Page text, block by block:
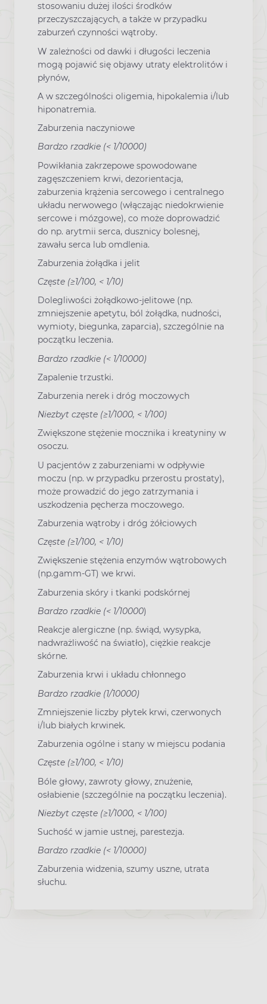
stosowaniu dużej ilości środków
przeczyszczających, a także w przypadku
zaburzeń czynności wątroby.
W zależności od dawki i długości leczenia
mogą pojawić się objawy utraty elektrolitów i
płynów,
A w szczególności oligemia, hipokalemia i/lub
hiponatremia.
Zaburzenia naczyniowe
Bardzo rzadkie (< 1/10000)
Powikłania zakrzepowe spowodowane
zagęszczeniem krwi, dezorientacja,
zaburzenia krążenia sercowego i centralnego
układu nerwowego (włączając niedokrwienie
sercowe i mózgowe), co może doprowadzić
do np. arytmii serca, dusznicy bolesnej,
zawału serca lub omdlenia.
Zaburzenia żołądka i jelit
Częste (≥1/100, < 1/10)
Dolegliwości żołądkowo-jelitowe (np.
zmniejszenie apetytu, ból żołądka, nudności,
wymioty, biegunka, zaparcia), szczególnie na
początku leczenia.
Bardzo rzadkie (< 1/10000)
Zapalenie trzustki.
Zaburzenia nerek i dróg moczowych
Niezbyt częste (≥1/1000, < 1/100)
Zwiększone stężenie mocznika i kreatyniny w
osoczu.
U pacjentów z zaburzeniami w odpływie
moczu (np. w przypadku przerostu prostaty),
może prowadzić do jego zatrzymania i
uszkodzenia pęcherza moczowego.
Zaburzenia wątroby i dróg żółciowych
Częste (≥1/100, < 1/10)
Zwiększenie stężenia enzymów wątrobowych
(np.gamm-GT) we krwi.
Zaburzenia skóry i tkanki podskórnej
Bardzo rzadkie (< 1/10000)
Reakcje alergiczne (np. świąd, wysypka,
nadwrażliwość na światło), ciężkie reakcje
skórne.
Zaburzenia krwi i układu chłonnego
Bardzo rzadkie (1/10000)
Zmniejszenie liczby płytek krwi, czerwonych
i/lub białych krwinek.
Zaburzenia ogólne i stany w miejscu podania
Częste (≥1/100, < 1/10)
Bóle głowy, zawroty głowy, znużenie,
osłabienie (szczególnie na początku leczenia).
Niezbyt częste (≥1/1000, < 1/100)
Suchość w jamie ustnej, parestezja.
Bardzo rzadkie (< 1/10000)
Zaburzenia widzenia, szumy uszne, utrata
słuchu.